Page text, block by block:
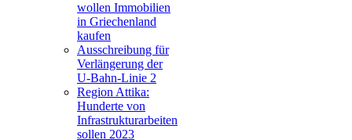
wollen Immobilien
in Griechenland
kaufen
Ausschreibung für
Verlängerung der
U-Bahn-Linie 2
Region Attika:
Hunderte von
Infrastrukturarbeiten
sollen 2023